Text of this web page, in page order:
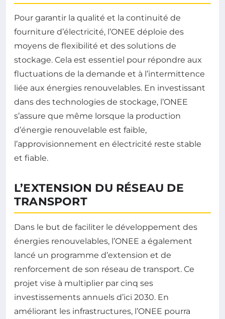
Pour garantir la qualité et la continuité de
fourniture d’électricité, l’ONEE déploie des
moyens de flexibilité et des solutions de
stockage. Cela est essentiel pour répondre aux
fluctuations de la demande et à l’intermittence
liée aux énergies renouvelables. En investissant
dans des technologies de stockage, l’ONEE
s’assure que même lorsque la production
d’énergie renouvelable est faible,
l’approvisionnement en électricité reste stable
et fiable.
L’EXTENSION DU RÉSEAU DE
TRANSPORT
Dans le but de faciliter le développement des
énergies renouvelables, l’ONEE a également
lancé un programme d’extension et de
renforcement de son réseau de transport. Ce
projet vise à multiplier par cinq ses
investissements annuels d’ici 2030. En
améliorant les infrastructures, l’ONEE pourra